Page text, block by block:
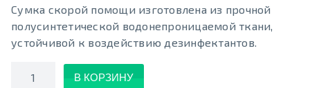
Сумка скорой помощи изготовлена из прочной
полусинтетической водонепроницаемой ткани,
устойчивой к воздействию дезинфектантов.
Количество
В КОРЗИНУ